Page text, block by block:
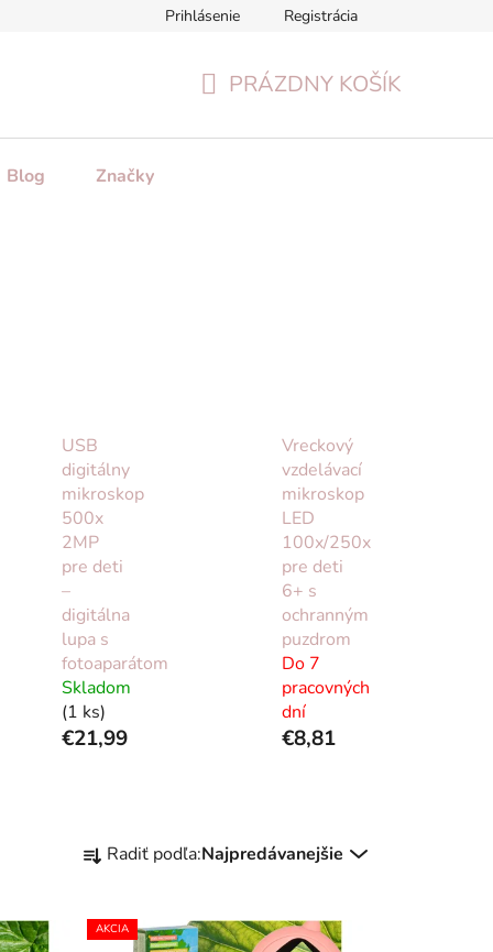
Formulár na odstúpenie od zmluvy
Prihlásenie Registrácia
PRÁZDNY KOŠÍK
Blog Značky
USB
digitálny
mikroskop
500x
2MP
pre deti
–
digitálna
lupa s
fotoaparátom
Skladom
(1 ks)
€21,99
Vreckový
vzdelávací
mikroskop
LED
100x/250x
pre deti
6+ s
ochranným
puzdrom
Do 7
pracovných
dní
€8,81
a
e
Radiť podľa:Najpredávanejšie
AKCIA